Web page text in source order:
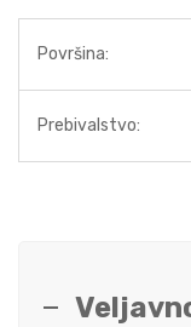
Površina:
Prebivalstvo: